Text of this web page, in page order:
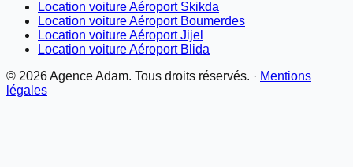
Location voiture Aéroport Skikda
Location voiture Aéroport Boumerdes
Location voiture Aéroport Jijel
Location voiture Aéroport Blida
© 2026Agence Adam. Tous droits réservés. · Mentions
légales